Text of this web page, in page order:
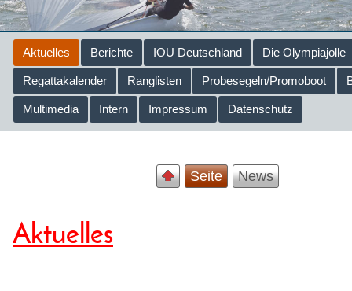
Aktuelles Berichte IOU Deutschland Die Olympiajolle
Regattakalender Ranglisten Probesegeln/Promoboot
Multimedia Intern Impressum Datenschutz
Seite News
Aktuelles